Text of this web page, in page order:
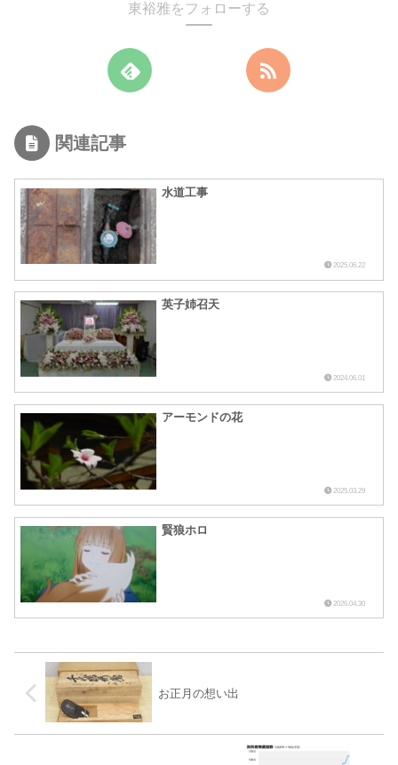
東裕雅をフォローする
関連記事
水道工事
2025.06.22
英子姉召天
2024.06.01
アーモンドの花
2025.03.29
賢狼ホロ
2026.04.30
お正月の想い出